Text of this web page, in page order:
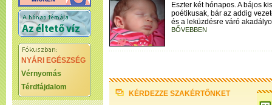
NYÁRI EGÉSZSÉG
Vérnyomás
Térdfájdalom
Eszter két hónapos. A bájos
poétikusak, bár az addig
és a leküzdésre váró
BŐVEBBEN
KÉRDEZZE SZAKÉRTŐNKET